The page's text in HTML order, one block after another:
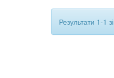
Результати 1-1